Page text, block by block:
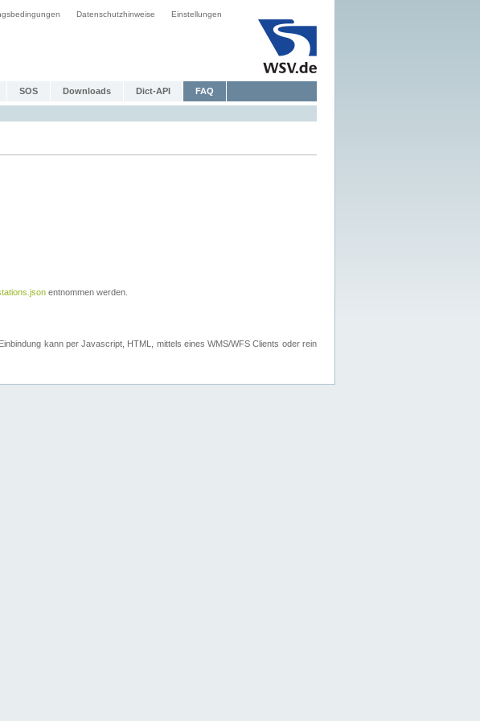
Datenschutzhinweise Einstellungen
SOS Downloads Dict-API FAQ
entnommen werden.
kann per Javascript, HTML, mittels eines WMS/WFS Clients oder rein